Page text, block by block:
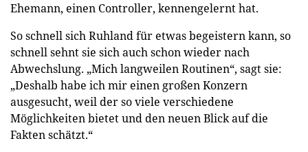
Ehemann, einen Controller, kennengelernt hat.
So schnell sich Ruhland für etwas begeistern kann, so
schnell sehnt sie sich auch schon wieder nach
Abwechslung. „Mich langweilen Routinen“, sagt sie:
„Deshalb habe ich mir einen großen Konzern
ausgesucht, weil der so viele verschiedene
Möglichkeiten bietet und den neuen Blick auf die
Fakten schätzt.“